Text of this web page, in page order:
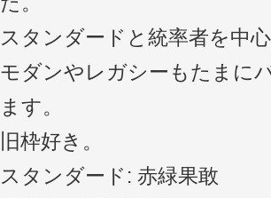
スタンダードと統率者を中
モダンやレガシーもたまに
ます。
旧枠好き。
スタンダード: 赤緑果敢